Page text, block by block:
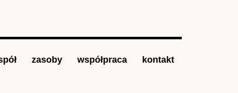
zasoby współpraca kontakt